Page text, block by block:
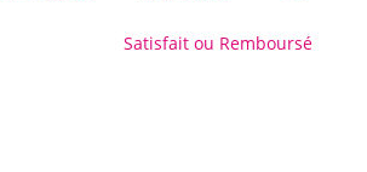
Satisfait ou Remboursé